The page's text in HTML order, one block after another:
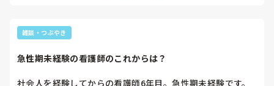
あり、
自分がリーダーの時の場合ですが、内容が長すぎたり、逆に足
りない申し送りだった場合は、適宜ここは必要ない、ここは申
の仕方を伝えさせてもらってました☺️
時間で最小限の申し送りは医療安全上必要だと考えています。
雑談・つぶやき
急性期未経験の看護師のこれからは？
社会人を経験してからの看護師6年目。急性期未経験です。